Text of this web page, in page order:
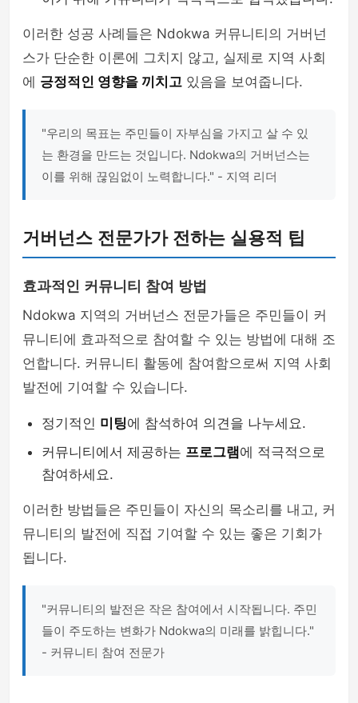
이러한 성공 사례들은 Ndokwa 커뮤니티의 거버넌
스가 단순한 이론에 그치지 않고, 실제로 지역 사회
에 긍정적인 영향을 끼치고 있음을 보여줍니다.
"우리의 목표는 주민들이 자부심을 가지고 살 수 있
는 환경을 만드는 것입니다. Ndokwa의 거버넌스는
이를 위해 끊임없이 노력합니다." - 지역 리더
거버넌스 전문가가 전하는 실용적 팁
효과적인 커뮤니티 참여 방법
Ndokwa 지역의 거버넌스 전문가들은 주민들이 커
뮤니티에 효과적으로 참여할 수 있는 방법에 대해 조
언합니다. 커뮤니티 활동에 참여함으로써 지역 사회
발전에 기여할 수 있습니다.
정기적인 미팅에 참석하여 의견을 나누세요.
커뮤니티에서 제공하는 프로그램에 적극적으로
참여하세요.
이러한 방법들은 주민들이 자신의 목소리를 내고, 커
뮤니티의 발전에 직접 기여할 수 있는 좋은 기회가
됩니다.
"커뮤니티의 발전은 작은 참여에서 시작됩니다. 주민
들이 주도하는 변화가 Ndokwa의 미래를 밝힙니다."
- 커뮤니티 참여 전문가